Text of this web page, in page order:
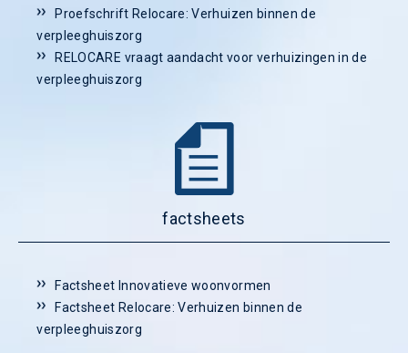
Proefschrift Relocare: Verhuizen binnen de
verpleeghuiszorg
RELOCARE vraagt aandacht voor verhuizingen in de
verpleeghuiszorg
factsheets
Factsheet Innovatieve woonvormen
Factsheet Relocare: Verhuizen binnen de
verpleeghuiszorg